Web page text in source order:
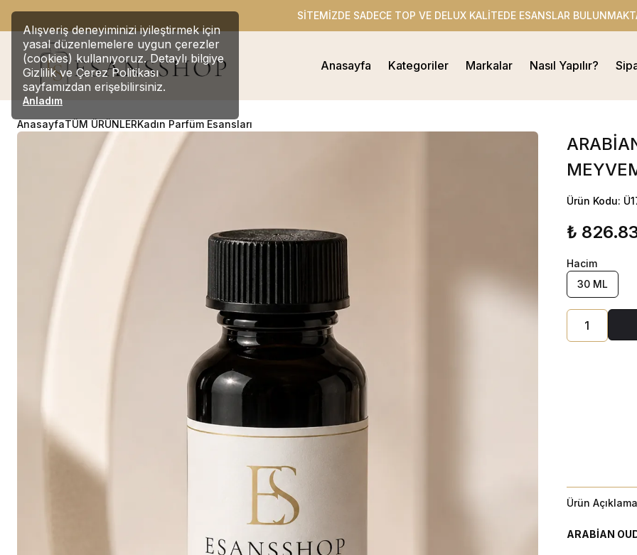
Alışveriş deneyiminizi iyileştirmek için
yasal düzenlemelere uygun çerezler
(cookies) kullanıyoruz. Detaylı bilgiye
Gizlilik ve Çerez Politikası
sayfamızdan erişebilirsiniz.
Anladım
SİTEMİZDE SADECE TOP VE DELUX KALİTEDE ESANSLAR
Anasayfa Kategoriler Markalar Nasıl Yapılır?
AnasayfaTÜM ÜRÜNLERKadın Parfüm Esansları
Ürün Kodu:
₺
Hacim
30 ML
Ürün
ARABİAN